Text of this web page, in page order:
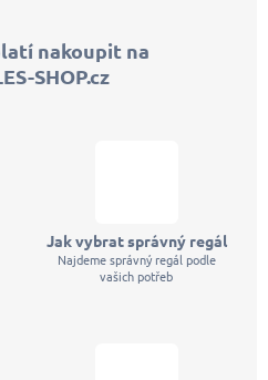
nakoupit na
SHOP.cz
Jak vybrat správný regál
Najdeme správný regál podle
vašich potřeb